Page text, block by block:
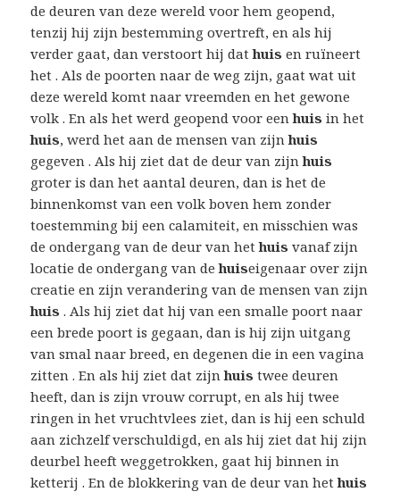
de deuren van deze wereld voor hem geopend,
tenzij hij zijn bestemming overtreft, en als hij
verder gaat, dan verstoort hij dathuis en ruïneert
het . Als de poorten naar de weg zijn, gaat wat uit
deze wereld komt naar vreemden en het gewone
volk . En als het werd geopend voor eenhuis in het
huis, werd het aan de mensen van zijnhuis
gegeven . Als hij ziet dat de deur van zijnhuis
groter is dan het aantal deuren, dan is het de
binnenkomst van een volk boven hem zonder
toestemming bij een calamiteit, en misschien was
de ondergang van de deur van hethuis vanaf zijn
locatie de ondergang van dehuiseigenaar over zijn
creatie en zijn verandering van de mensen van zijn
huis . Als hij ziet dat hij van een smalle poort naar
een brede poort is gegaan, dan is hij zijn uitgang
van smal naar breed, en degenen die in een vagina
zitten . En als hij ziet dat zijnhuis twee deuren
heeft, dan is zijn vrouw corrupt, en als hij twee
ringen in het vruchtvlees ziet, dan is hij een schuld
aan zichzelf verschuldigd, en als hij ziet dat hij zijn
deurbel heeft weggetrokken, gaat hij binnen in
ketterij . En de blokkering van de deur van hethuis